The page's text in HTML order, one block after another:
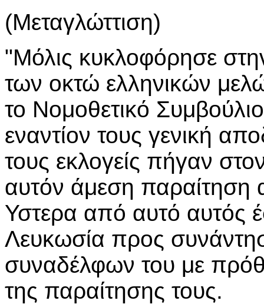
(Μεταγλώττιση)
"Μόλις κυκλοφόρησε
των οκτώ ελληνικών
το Νομοθετικό
εναντίον τους γενική
τους εκλογείς πήγαν
αυτόν άμεση παραίτηση
Υστερα από αυτό αυτός
Λευκωσία προς
συναδέλφων του με
της παραίτησης τους.